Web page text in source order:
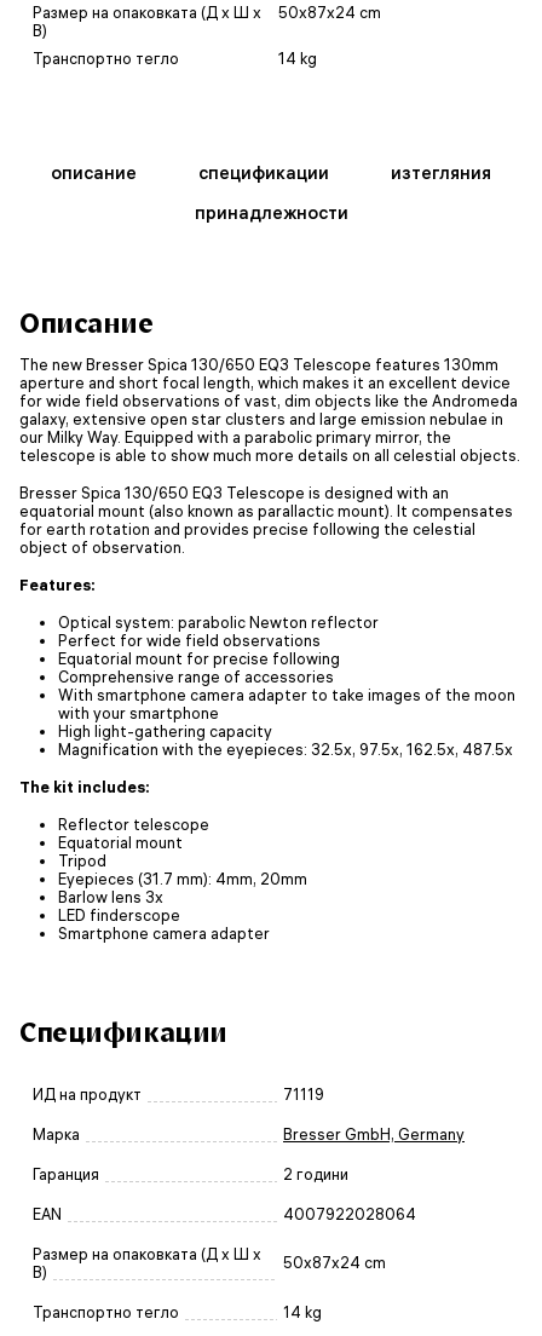
Размер на опаковката (Д x Ш x
В)
50x87x24 cm
Транспортно тегло 14 kg
описание спецификации
изтегляния
принадлежности
Описание
The new Bresser Spica 130/650 EQ3 Telescope features 130mm
aperture and short focal length, which makes it an excellent device
for wide field observations of vast, dim objects like the Andromeda
galaxy, extensive open star clusters and large emission nebulae in
our Milky Way. Equipped with a parabolic primary mirror, the
telescope is able to show much more details on all celestial objects.
Bresser Spica 130/650 EQ3 Telescope is designed with an
equatorial mount (also known as parallactic mount). It compensates
for earth rotation and provides precise following the celestial
object of observation.
Features:
Optical system: parabolic Newton reflector
Perfect for wide field observations
Equatorial mount for precise following
Comprehensive range of accessories
With smartphone camera adapter to take images of the moon
with your smartphone
High light-gathering capacity
Magnification with the eyepieces: 32.5x, 97.5x, 162.5x, 487.5x
The kit includes:
Reflector telescope
Equatorial mount
Tripod
Eyepieces (31.7 mm): 4mm, 20mm
Barlow lens 3x
LED finderscope
Smartphone camera adapter
Спецификации
ИД на продукт 71119
Марка Bresser GmbH, Germany
Гаранция 2 години
EAN 4007922028064
Размер на опаковката (Д x Ш x
В)
50x87x24 cm
Транспортно тегло 14 kg